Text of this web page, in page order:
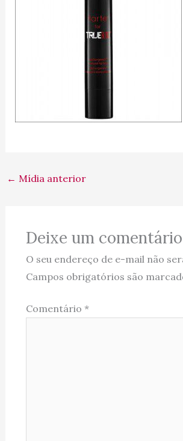
← Mídia anterior
Deixe um comentário
O seu endereço de e-mail não
Campos obrigatórios são
Comentário *